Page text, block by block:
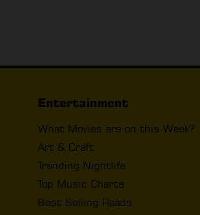
Entertainment
What Movies are on this Week?
Art & Craft
Trending Nightlife
Top Music Charts
Best Selling Reads